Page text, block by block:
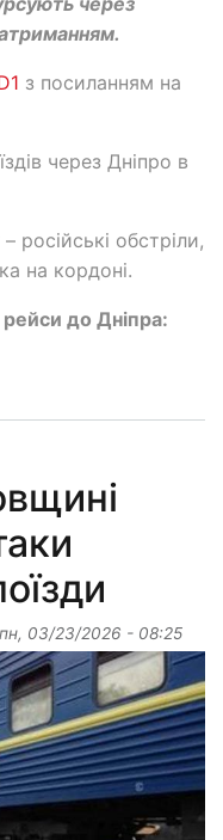
з посиланням на
через Дніпро в
російські обстріли,
на кордоні.
рейси до Дніпра:
пн, 03/23/2026 - 08:25